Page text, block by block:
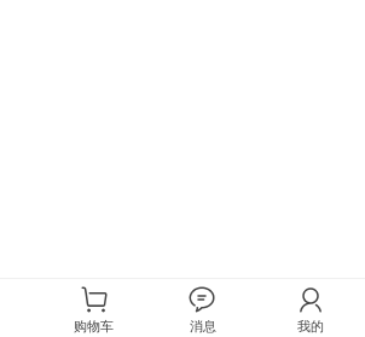
购物车 消息 我的